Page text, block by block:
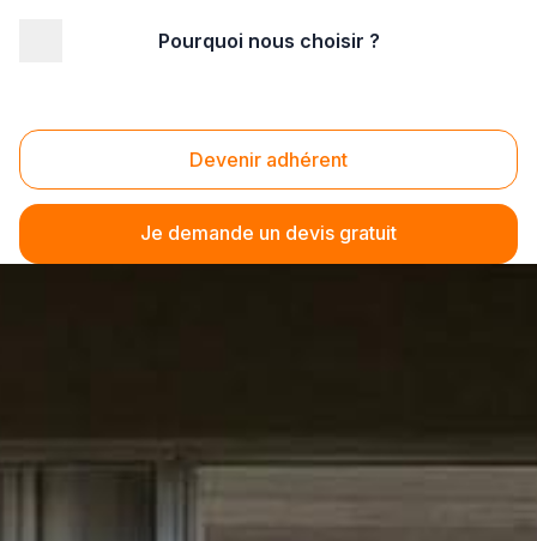
Pourquoi nous choisir ?
Devenir adhérent
Je demande un devis gratuit